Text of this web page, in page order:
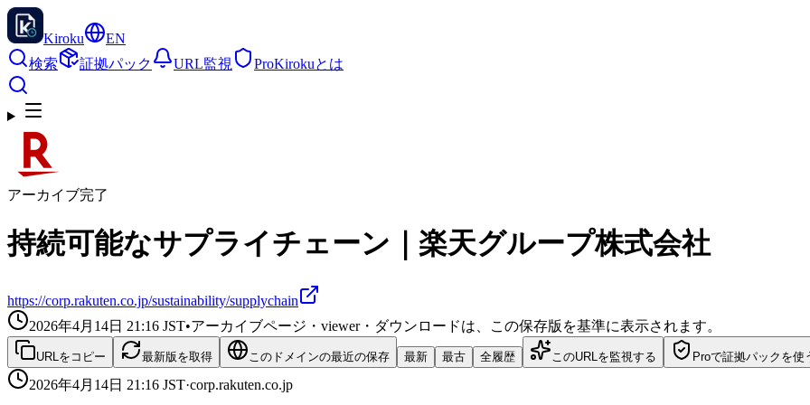
Kiroku
EN
検索
証拠パック URL監視 ProKirokuとは
アーカイブ完了
持続可能なサプライチェーン｜楽天グループ株式会社
https://corp.rakuten.co.jp/sustainability/supplychain
2026年4月14日 21:16 JST•アーカイブページ・viewer・ダウンロードは、この保存版を基準に表示されます。
URLをコピー 最新版を取得 このドメインの最近の保存 最新 最古 全履歴 このURLを監視する Proで証拠パックを使
2026年4月14日 21:16 JST·corp.rakuten.co.jp